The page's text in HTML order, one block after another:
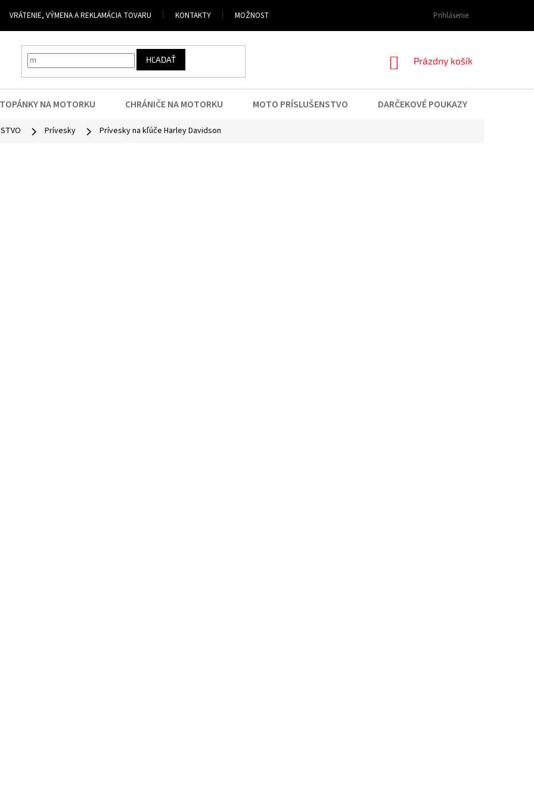
VRÁTENIE, VÝMENA A REKLAMÁCIA TOVARU KONTAKTY MOŽNOSTI DOPRAVY A PLATBY OBCHODNÉ PODMIENKY PODMIENKY
Prihlásenie
HĽADAŤ
NÁKUPNÝ
Prázdny košík
TOPÁNKY NA MOTORKU CHRÁNIČE NA MOTORKU MOTO PRÍSLUŠENSTVO DARČEKOVÉ POUKAZY
Prívesky Prívesky na kľúče Harley Davidson